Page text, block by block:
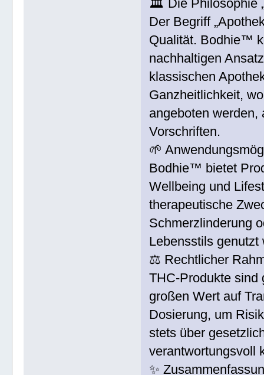
🏛 Die Philosophie
Der Begriff
Qualität. Bodhie™
nachhaltigen
klassischen
Ganzheitlichkeit,
angeboten werden,
Vorschriften.
🌱
Bodhie™ bietet
Wellbeing und
therapeutische
Schmerzlinderung
Lebensstils genutzt
⚖️ Rechtlicher
THC-Produkte
großen Wert auf
Dosierung, um
stets über
verantwortungsvoll
✨